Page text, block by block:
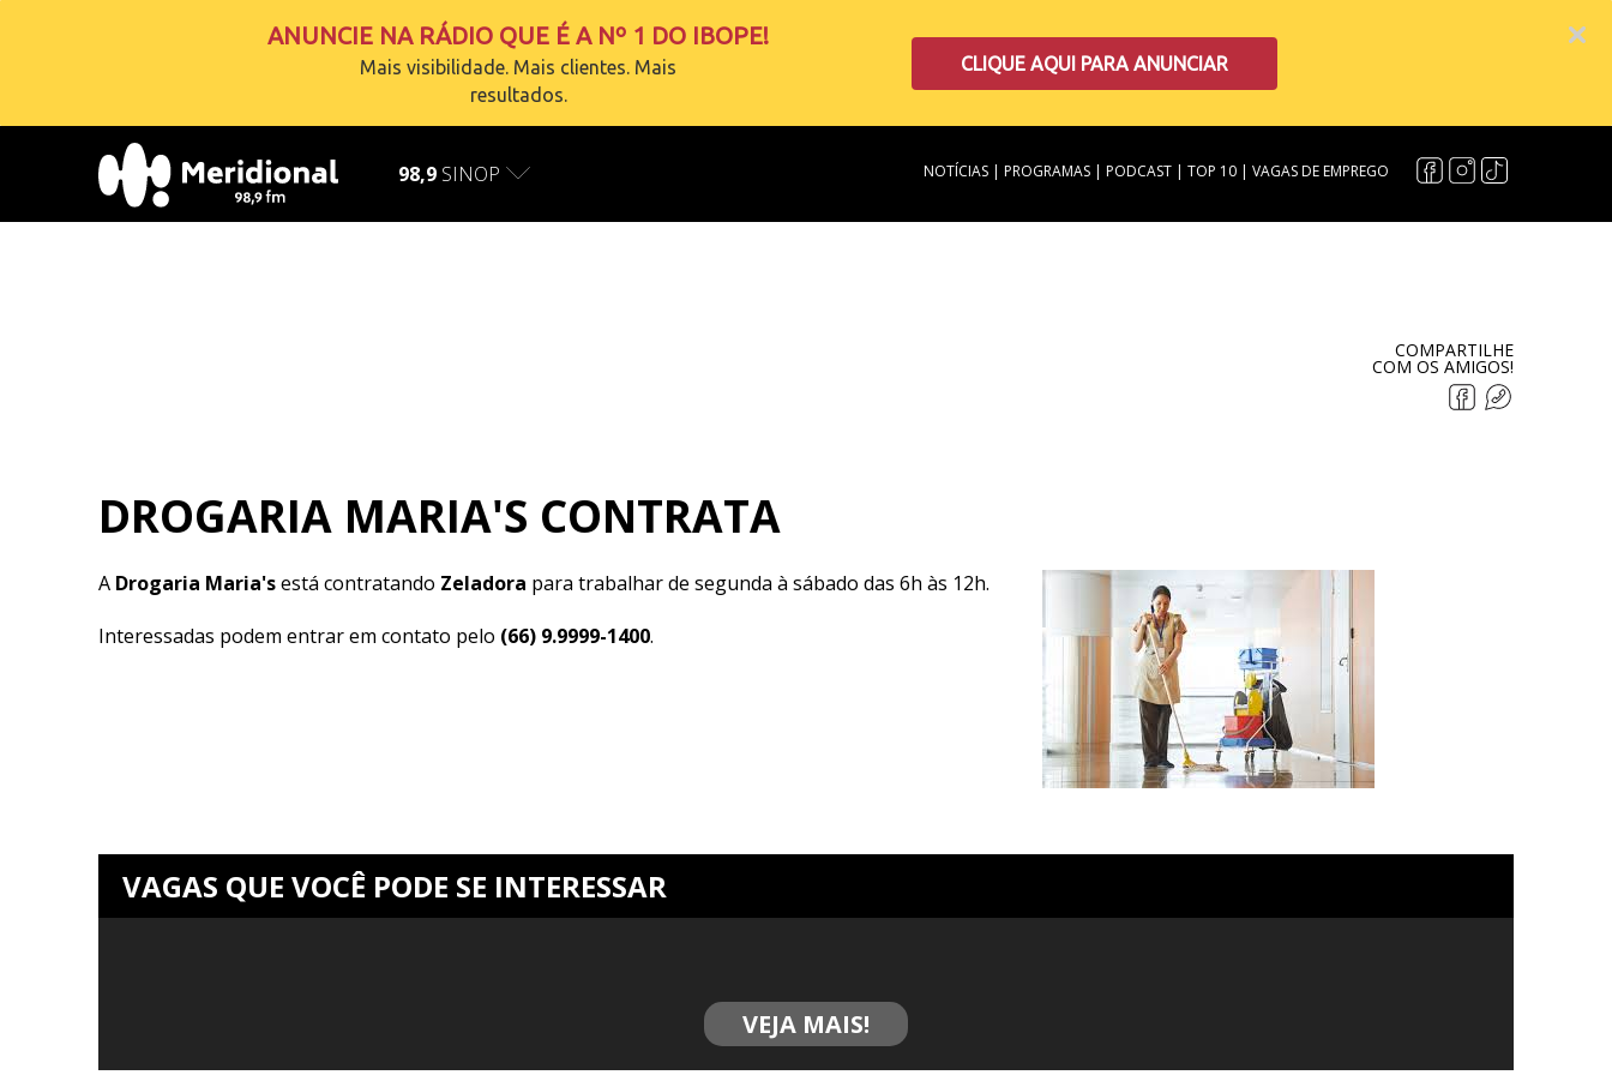
ANUNCIE NA RÁDIO QUE É A Nº 1 DO IBOPE!
Mais visibilidade. Mais clientes. Mais
resultados.
CLIQUE AQUI PARA ANUNCIAR
98,9 SINOP VAGAS DE EMPREGO
|
TOP 10
|
PODCAST
|
PROGRAMAS
|
NOTÍCIAS
COMPARTILHE
COM OS AMIGOS!
DROGARIA MARIA'S CONTRATA
A Drogaria Maria'sestá contratando Zeladora para trabalhar de segunda à sábado das 6h às 12h.
Interessadas podem entrar em contato pelo (66) 9.9999-1400.
VAGAS QUE VOCÊ PODE SE INTERESSAR
VEJA MAIS!